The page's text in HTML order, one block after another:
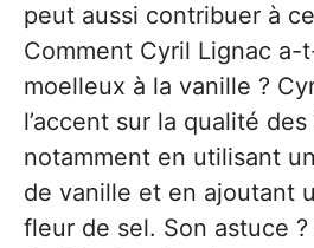
peut aussi contribuer à
Comment Cyril Lignac
moelleux à la vanille ?
l’accent sur la qualité
notamment en utilisant
de vanille et en ajoutant
fleur de sel. Son astuce